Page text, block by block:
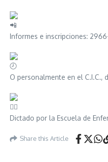
Informes e inscripciones:
O personalmente en el C.I.C.,
Dictado por la Escuela de
Share this Article